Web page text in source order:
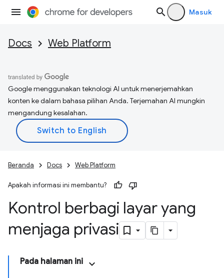
Masuk
Docs Web Platform
Google menggunakan teknologi AI untuk menerjemahkan
konten ke dalam bahasa pilihan Anda. Terjemahan AI mungkin
mengandung kesalahan.
Beranda Docs Web Platform
Apakah informasi ini membantu?
Kontrol berbagi layar yang
menjaga privasi
Pada halaman ini